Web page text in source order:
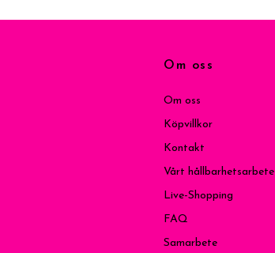
Om oss
Om oss
Köpvillkor
Kontakt
Vårt hållbarhetsarbete
Live-Shopping
FAQ
Samarbete